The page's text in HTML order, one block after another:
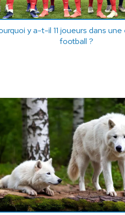
y a-t-il 11 joueurs dans
football ?